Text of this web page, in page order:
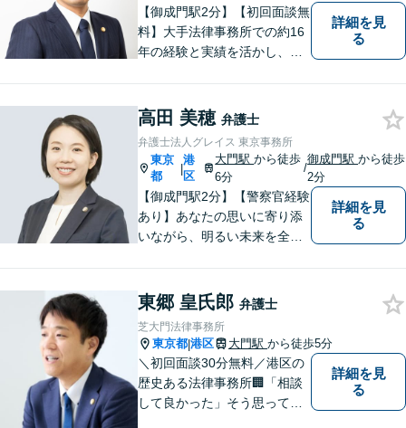
【御成門駅2分】【初回面談無
料】大手法律事務所での約16
年の経験と実績を活かし、幅
務に寄り添った現実的で納得
感のある解決を目指します。
まずはお気軽にご相談くださ
い。
詳細を見
る
高田 美穂 弁護士
弁護士法人グレイス 東京事務所
東京
都
|
港
区
大門駅から徒歩
6分
/
御成門駅から徒歩
2分
【御成門駅2分】【警察官経験
あり】あなたの思いに寄り添
いながら、明るい未来を全力
い、将来を見据えた解決を目
指します。【初回面談無料】
【電話・メール・WEB相談も
対応可能】
詳細を見
る
東郷 皇氏郎 弁護士
芝大門法律事務所
東京都|港区 大門駅 から徒歩5分
＼初回面談30分無料／港区の
歴史ある法律事務所🏢「相談
して良かった」そう思ってい
詳細を見
る